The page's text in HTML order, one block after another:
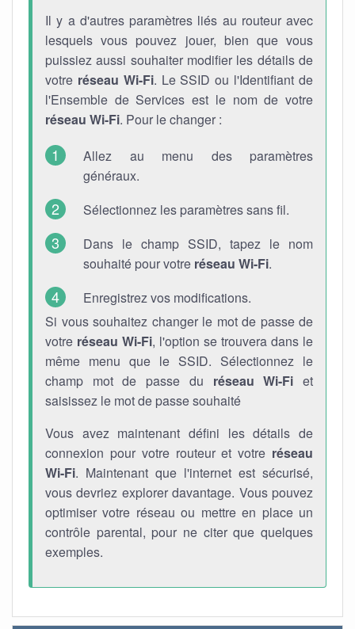
Il y a d'autres paramètres liés au routeur avec
lesquels vous pouvez jouer, bien que vous
puissiez aussi souhaiter modifier les détails de
votre réseau Wi-Fi. Le SSID ou l'Identifiant de
l'Ensemble de Services est le nom de votre
réseau Wi-Fi. Pour le changer :
Allez au menu des paramètres
généraux.
Sélectionnez les paramètres sans fil.
Dans le champ SSID, tapez le nom
souhaité pour votre réseau Wi-Fi.
Enregistrez vos modifications.
Si vous souhaitez changer le mot de passe de
votre réseau Wi-Fi, l'option se trouvera dans le
même menu que le SSID. Sélectionnez le
champ mot de passe du réseau Wi-Fi et
saisissez le mot de passe souhaité
Vous avez maintenant défini les détails de
connexion pour votre routeur et votre réseau
Wi-Fi. Maintenant que l'internet est sécurisé,
vous devriez explorer davantage. Vous pouvez
optimiser votre réseau ou mettre en place un
contrôle parental, pour ne citer que quelques
exemples.